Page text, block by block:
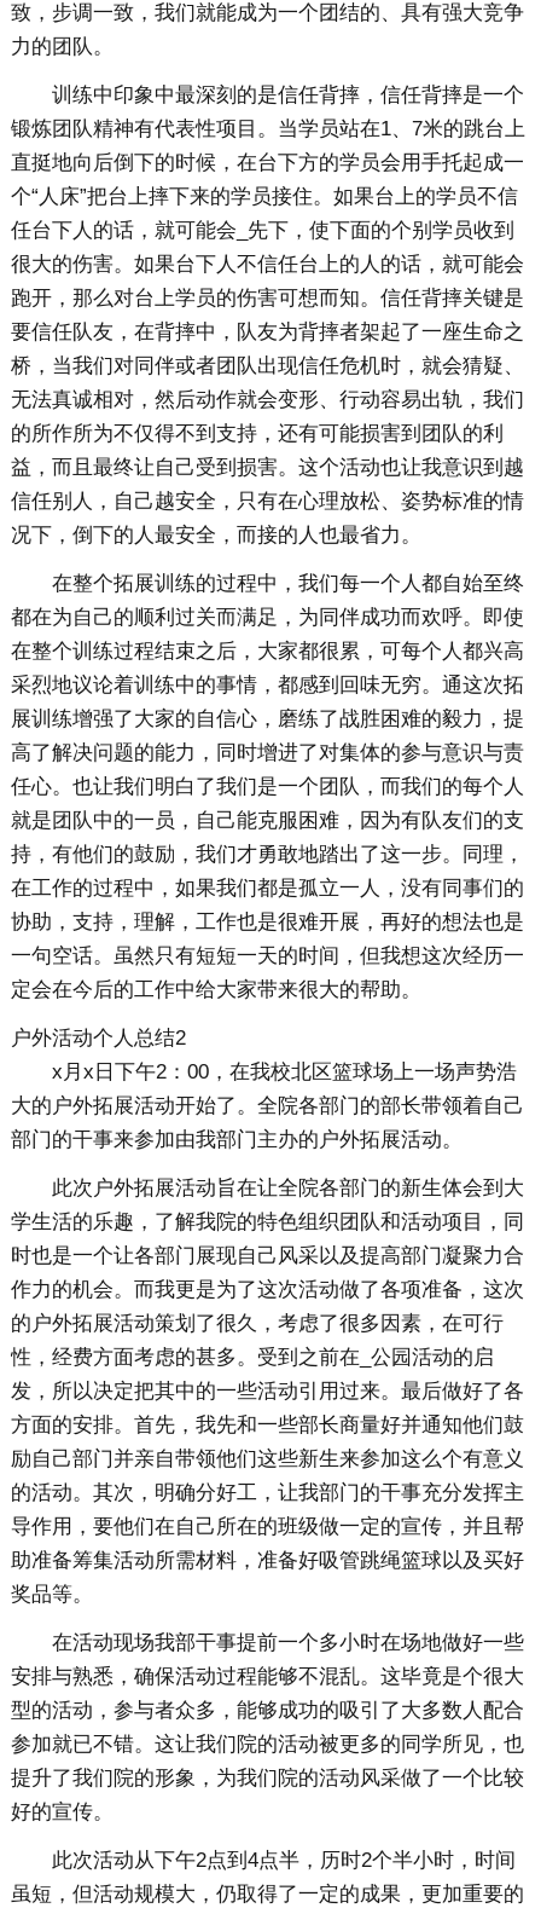
致，步调一致，我们就能成为一个团结的、具有强大竞争
力的团队。
训练中印象中最深刻的是信任背摔，信任背摔是一个
锻炼团队精神有代表性项目。当学员站在1、7米的跳台上
直挺地向后倒下的时候，在台下方的学员会用手托起成一
个“人床”把台上摔下来的学员接住。如果台上的学员不信
任台下人的话，就可能会_先下，使下面的个别学员收到
很大的伤害。如果台下人不信任台上的人的话，就可能会
跑开，那么对台上学员的伤害可想而知。信任背摔关键是
要信任队友，在背摔中，队友为背摔者架起了一座生命之
桥，当我们对同伴或者团队出现信任危机时，就会猜疑、
无法真诚相对，然后动作就会变形、行动容易出轨，我们
的所作所为不仅得不到支持，还有可能损害到团队的利
益，而且最终让自己受到损害。这个活动也让我意识到越
信任别人，自己越安全，只有在心理放松、姿势标准的情
况下，倒下的人最安全，而接的人也最省力。
在整个拓展训练的过程中，我们每一个人都自始至终
都在为自己的顺利过关而满足，为同伴成功而欢呼。即使
在整个训练过程结束之后，大家都很累，可每个人都兴高
采烈地议论着训练中的事情，都感到回味无穷。通这次拓
展训练增强了大家的自信心，磨练了战胜困难的毅力，提
高了解决问题的能力，同时增进了对集体的参与意识与责
任心。也让我们明白了我们是一个团队，而我们的每个人
就是团队中的一员，自己能克服困难，因为有队友们的支
持，有他们的鼓励，我们才勇敢地踏出了这一步。同理，
在工作的过程中，如果我们都是孤立一人，没有同事们的
协助，支持，理解，工作也是很难开展，再好的想法也是
一句空话。虽然只有短短一天的时间，但我想这次经历一
定会在今后的工作中给大家带来很大的帮助。
户外活动个人总结2
x月x日下午2：00，在我校北区篮球场上一场声势浩
大的户外拓展活动开始了。全院各部门的部长带领着自己
部门的干事来参加由我部门主办的户外拓展活动。
此次户外拓展活动旨在让全院各部门的新生体会到大
学生活的乐趣，了解我院的特色组织团队和活动项目，同
时也是一个让各部门展现自己风采以及提高部门凝聚力合
作力的机会。而我更是为了这次活动做了各项准备，这次
的户外拓展活动策划了很久，考虑了很多因素，在可行
性，经费方面考虑的甚多。受到之前在_公园活动的启
发，所以决定把其中的一些活动引用过来。最后做好了各
方面的安排。首先，我先和一些部长商量好并通知他们鼓
励自己部门并亲自带领他们这些新生来参加这么个有意义
的活动。其次，明确分好工，让我部门的干事充分发挥主
导作用，要他们在自己所在的班级做一定的宣传，并且帮
助准备筹集活动所需材料，准备好吸管跳绳篮球以及买好
奖品等。
在活动现场我部干事提前一个多小时在场地做好一些
安排与熟悉，确保活动过程能够不混乱。这毕竟是个很大
型的活动，参与者众多，能够成功的吸引了大多数人配合
参加就已不错。这让我们院的活动被更多的同学所见，也
提升了我们院的形象，为我们院的活动风采做了一个比较
好的宣传。
此次活动从下午2点到4点半，历时2个半小时，时间
虽短，但活动规模大，仍取得了一定的成果，更加重要的